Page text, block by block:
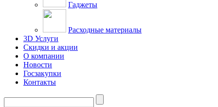
Гаджеты
Расходные материалы
3D Услуги
Скидки и акции
О компании
Новости
Госзакупки
Контакты